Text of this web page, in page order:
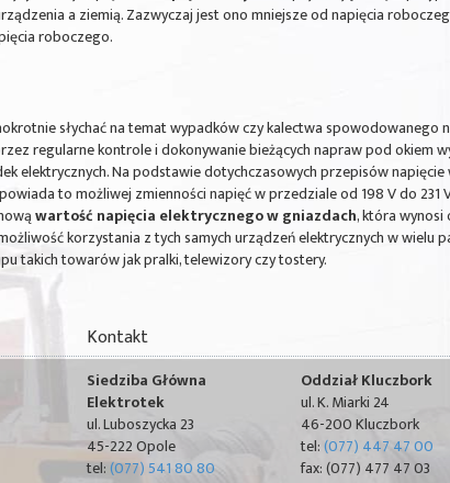
a ziemią. Zazwyczaj jest ono mniejsze od napięcia
roboczego.
słychać na temat wypadków czy kalectwa spowodowanego
regularne kontrole i dokonywanie bieżących napraw pod okiem
elektrycznych. Na podstawie dotychczasowych przepisów
to możliwej zmienności napięć w przedziale od 198 V do 231
wartość napięcia elektrycznego w gniazdach, która wynosi
korzystania z tych samych urządzeń elektrycznych w wielu
takich towarów jak pralki, telewizory czy tostery.
Kontakt
Siedziba Główna
Elektrotek
ul. Luboszycka 23
45-222 Opole
tel:(077) 541 80 80
Oddział Kluczbork
ul. K. Miarki 24
46-200 Kluczbork
tel:(077) 447 47 00
fax: (077) 477 47 03